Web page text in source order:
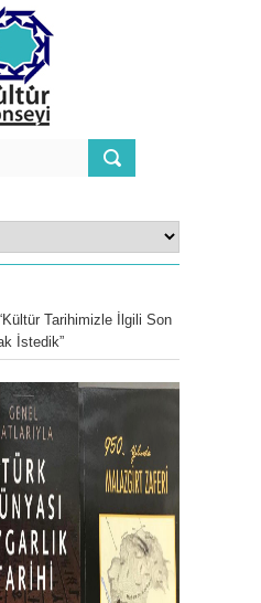
Tarihimizle İlgili Son
İstedik”